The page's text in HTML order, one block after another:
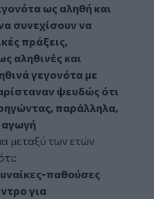
ως αληθή και
συνεχίσουν να
πράξεις,
αληθινές και
γεγονότα με
ψευδώς ότι
παράλληλα,
αγωγή
μεταξύ των ετών
παθούσες
για